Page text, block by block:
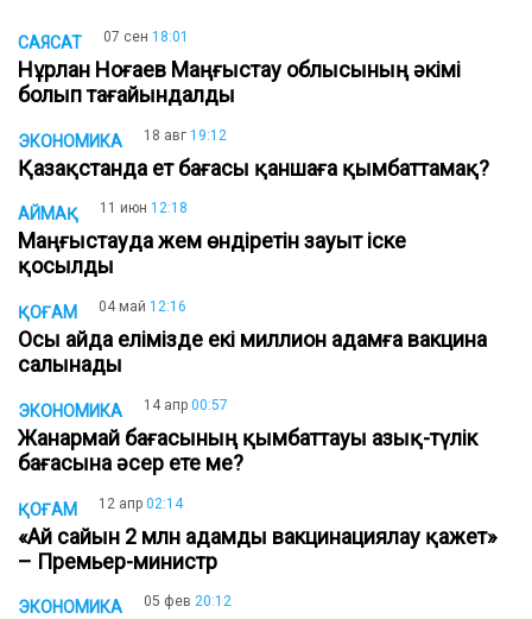
САЯСАТ 07 сен 18:01
Нұрлан Ноғаев Маңғыстау облысының әкімі
болып тағайындалды
ЭКОНОМИКА 18 авг 19:12
Қазақстанда ет бағасы қаншаға қымбаттамақ?
АЙМАҚ 11 июн 12:18
Маңғыстауда жем өндіретін зауыт іске
қосылды
ҚОҒАМ 04 май 12:16
Осы айда елімізде екі миллион адамға вакцина
салынады
ЭКОНОМИКА 14 апр 00:57
Жанармай бағасының қымбаттауы азық-түлік
бағасына әсер ете ме?
ҚОҒАМ 12 апр 02:14
«Ай сайын 2 млн адамды вакцинациялау қажет»
– Премьер-министр
ЭКОНОМИКА 05 фев 20:12